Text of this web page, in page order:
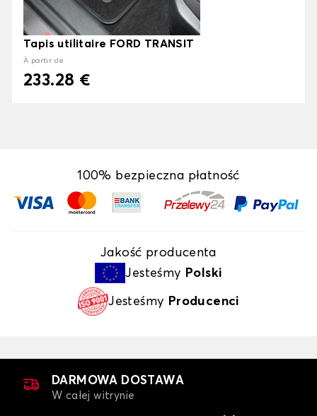
Tapis utilitaire FORD TRANSIT
À partir de
233.28 €
100% bezpieczna płatność
Jakość producenta
Jesteśmy Polski
Jesteśmy Producenci
DARMOWA DOSTAWA
W całej witrynie